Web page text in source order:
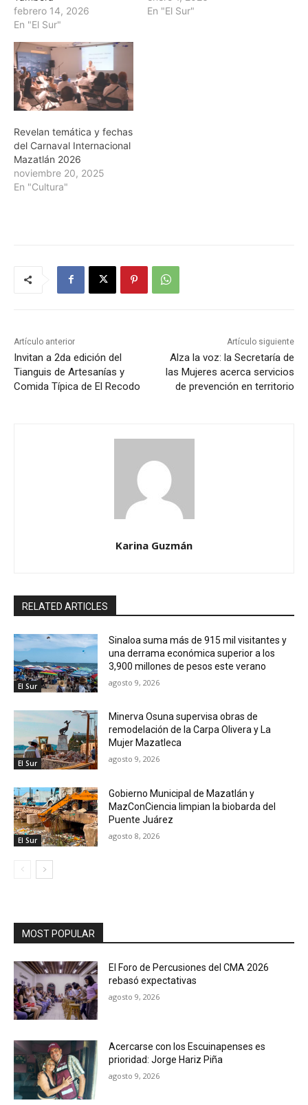
febrero 14, 2026
En "El Sur"
En "El Sur"
Revelan temática y fechas
del Carnaval Internacional
Mazatlán 2026
noviembre 20, 2025
En "Cultura"
Artículo anterior
Invitan a 2da edición del
Tianguis de Artesanías y
Comida Típica de El Recodo
Artículo siguiente
Alza la voz: la Secretaría de
las Mujeres acerca servicios
de prevención en territorio
Karina Guzmán
RELATED ARTICLES
El Sur
Sinaloa suma más de 915 mil visitantes y
una derrama económica superior a los
3,900 millones de pesos este verano
agosto 9, 2026
El Sur
Minerva Osuna supervisa obras de
remodelación de la Carpa Olivera y La
Mujer Mazatleca
agosto 9, 2026
El Sur
Gobierno Municipal de Mazatlán y
MazConCiencia limpian la biobarda del
Puente Juárez
agosto 8, 2026
MOST POPULAR
El Foro de Percusiones del CMA 2026
rebasó expectativas
agosto 9, 2026
Acercarse con los Escuinapenses es
prioridad: Jorge Hariz Piña
agosto 9, 2026